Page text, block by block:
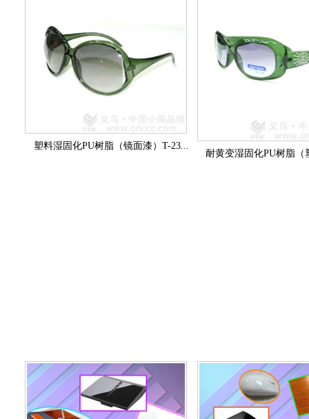
塑料湿固化PU树脂（镜面漆）T-23...
耐黄变湿固化PU树脂（